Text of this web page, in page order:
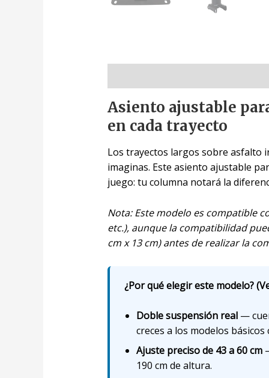
Asiento ajustable
en cada trayecto
Los trayectos largos sobre asfalto
imaginas. Este asiento ajustable
juego: tu columna notará la
Nota: Este modelo es compatible
etc.), aunque la compatibilidad
cm x 13 cm) antes de realizar la
¿Por qué elegir este modelo?
Doble suspensión real—
creces a los modelos
Ajuste preciso de 43 a 60 cm
190 cm de altura.